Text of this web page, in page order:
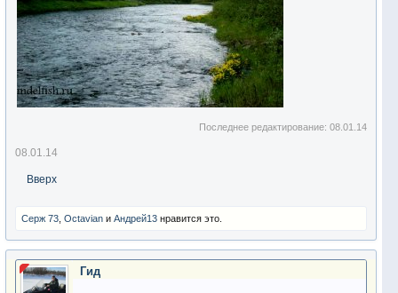
Последнее редактирование:08.01.14
08.01.14
Вверх
Серж 73 Octavian и Андрей13 нравится это.
Гид